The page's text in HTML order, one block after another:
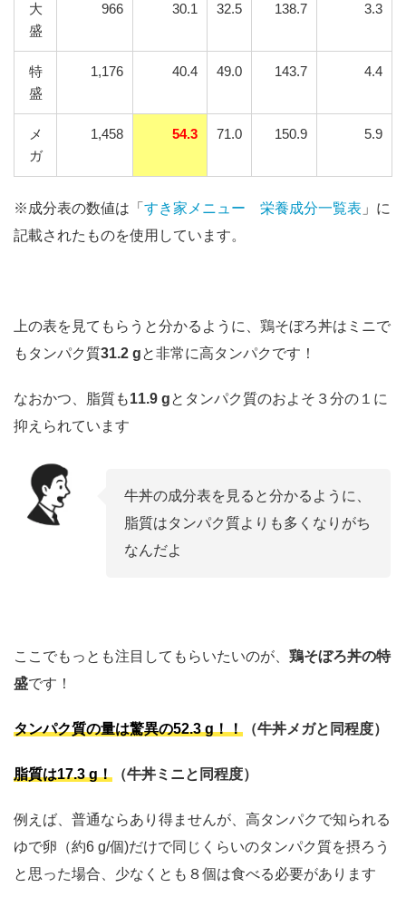
大
盛
966 30.1 32.5 138.7 3.3
特
盛
1,176 40.4 49.0 143.7 4.4
メ
ガ
1,458 54.3 71.0 150.9 5.9
※成分表の数値は「 すき家メニュー 栄養成分一覧表 」に
記載されたものを使用しています。
上の表を見てもらうと分かるように、鶏そぼろ丼はミニで
もタンパク質31.2 gと非常に高タンパクです！
なおかつ、脂質も11.9 gとタンパク質のおよそ３分の１に
抑えられています
牛丼の成分表を見ると分かるように、
脂質はタンパク質よりも多くなりがち
なんだよ
ここでもっとも注目してもらいたいのが、 鶏そぼろ丼の特
盛です！
タンパク質の量は驚異の52.3 g！！ （牛丼メガと同程度）
脂質は17.3 g！ （牛丼ミニと同程度）
例えば、普通ならあり得ませんが、高タンパクで知られる
ゆで卵（約6 g/個)だけで同じくらいのタンパク質を摂ろう
と思った場合、少なくとも８個は食べる必要があります